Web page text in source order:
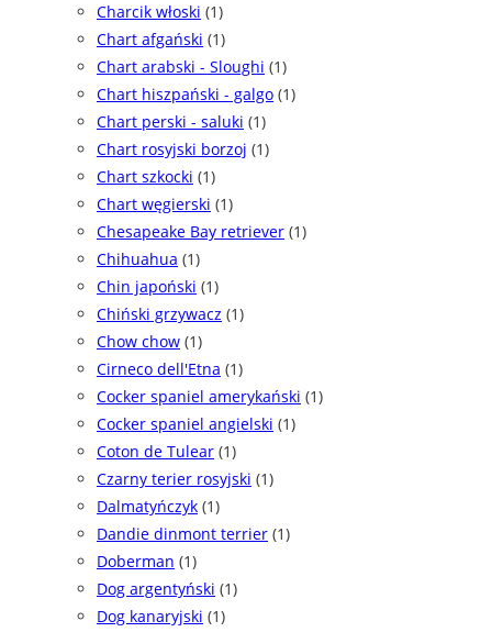
Charcik włoski (1)
Chart afgański (1)
Chart arabski - Sloughi (1)
Chart hiszpański - galgo (1)
Chart perski - saluki (1)
Chart rosyjski borzoj (1)
Chart szkocki (1)
Chart węgierski (1)
Chesapeake Bay retriever (1)
Chihuahua (1)
Chin japoński (1)
Chiński grzywacz (1)
Chow chow (1)
Cirneco dell'Etna (1)
Cocker spaniel amerykański (1)
Cocker spaniel angielski (1)
Coton de Tulear (1)
Czarny terier rosyjski (1)
Dalmatyńczyk (1)
Dandie dinmont terrier (1)
Doberman (1)
Dog argentyński (1)
Dog kanaryjski (1)